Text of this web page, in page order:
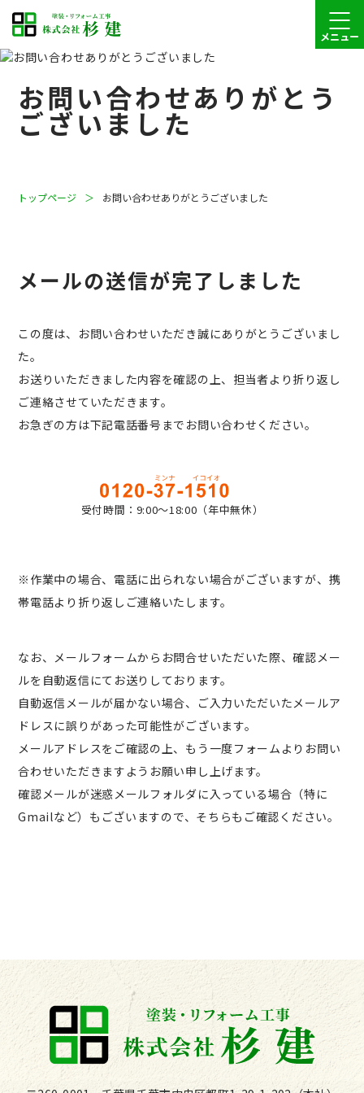
メニュー
お問い合わせありがとう
ございました
トップページ お問い合わせありがとうございました
メールの送信が完了しました
この度は、お問い合わせいただき誠にありがとうございまし
た。
お送りいただきました内容を確認の上、担当者より折り返し
ご連絡させていただきます。
お急ぎの方は下記電話番号までお問い合わせください。
受付時間：9:00〜18:00（年中無休）
※作業中の場合、電話に出られない場合がございますが、携
帯電話より折り返しご連絡いたします。
なお、メールフォームからお問合せいただいた際、確認メー
ルを自動返信にてお送りしております。
自動返信メールが届かない場合、ご入力いただいたメールア
ドレスに誤りがあった可能性がございます。
メールアドレスをご確認の上、もう一度フォームよりお問い
合わせいただきますようお願い申し上げます。
確認メールが迷惑メールフォルダに入っている場合（特に
Gmailなど）もございますので、そちらもご確認ください。